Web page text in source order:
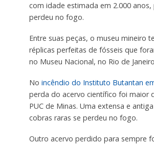
com idade estimada em 2.000 anos,
perdeu no fogo.
Entre suas peças, o museu mineiro
réplicas perfeitas de fósseis que
no Museu Nacional, no Rio de
No incêndio do Instituto Butantan
perda do acervo científico foi maior
PUC de Minas. Uma extensa e
cobras raras se perdeu no fogo.
Outro acervo perdido para sempre